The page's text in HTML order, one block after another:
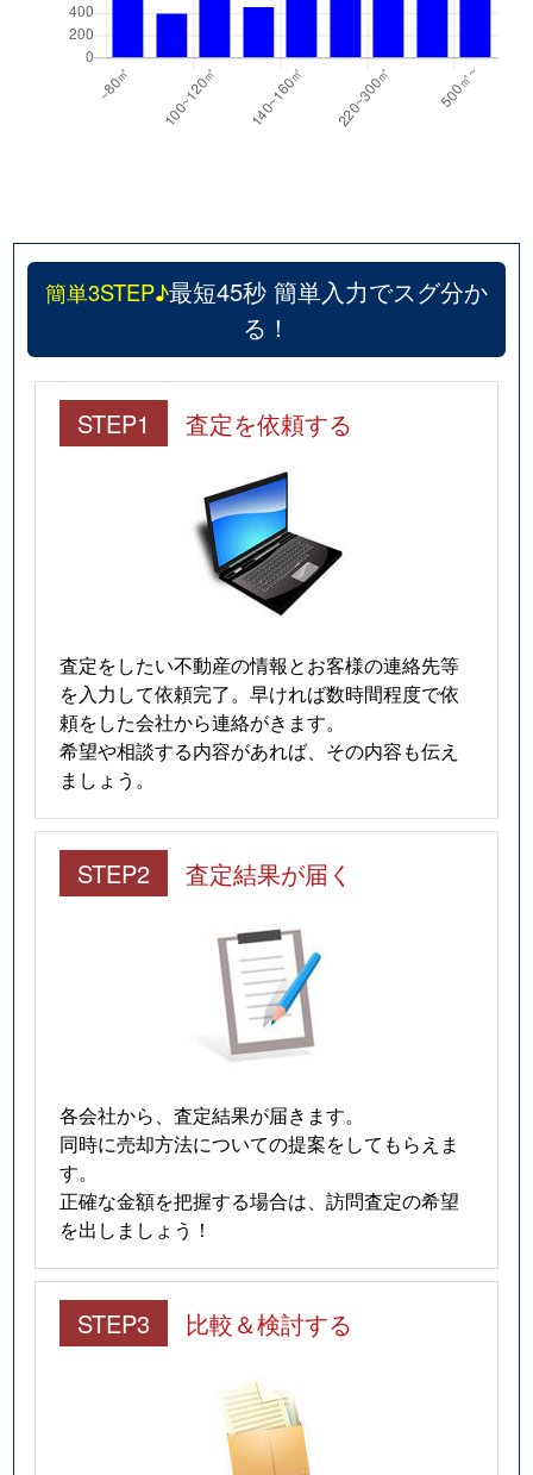
簡単3STEP♪最短45秒 簡単入力でスグ分か
る！
STEP1 査定を依頼する
査定をしたい不動産の情報とお客様の連絡先等
を入力して依頼完了。早ければ数時間程度で依
頼をした会社から連絡がきます。
希望や相談する内容があれば、その内容も伝え
ましょう。
STEP2 査定結果が届く
各会社から、査定結果が届きます。
同時に売却方法についての提案をしてもらえま
す。
正確な金額を把握する場合は、訪問査定の希望
を出しましょう！
STEP3 比較＆検討する